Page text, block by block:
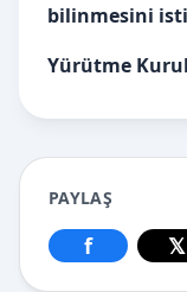
bilinmesini
Yürütme
PAYLAŞ
f 𝕏